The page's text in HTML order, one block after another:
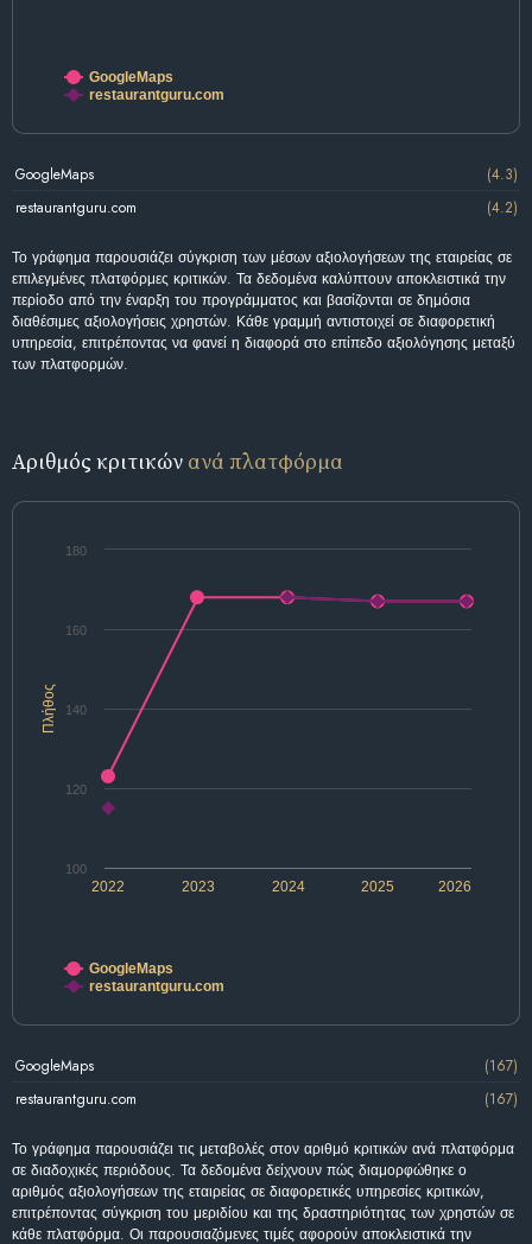
GoogleMaps
restaurantguru.com
GoogleMaps
(4.3)
restaurantguru.com
(4.2)
Το γράφημα παρουσιάζει σύγκριση των μέσων αξιολογήσεων της εταιρείας σε
επιλεγμένες πλατφόρμες κριτικών. Τα δεδομένα καλύπτουν αποκλειστικά την
περίοδο από την έναρξη του προγράμματος και βασίζονται σε δημόσια
διαθέσιμες αξιολογήσεις χρηστών. Κάθε γραμμή αντιστοιχεί σε διαφορετική
υπηρεσία, επιτρέποντας να φανεί η διαφορά στο επίπεδο αξιολόγησης μεταξύ
των πλατφορμών.
Αριθμός κριτικών ανά πλατφόρμα
Πλήθος
2022 2024 2026
2023 2025
120
140
160
180
100
GoogleMaps
restaurantguru.com
GoogleMaps
(167)
restaurantguru.com
(167)
Το γράφημα παρουσιάζει τις μεταβολές στον αριθμό κριτικών ανά πλατφόρμα
σε διαδοχικές περιόδους. Τα δεδομένα δείχνουν πώς διαμορφώθηκε ο
αριθμός αξιολογήσεων της εταιρείας σε διαφορετικές υπηρεσίες κριτικών,
επιτρέποντας σύγκριση του μεριδίου και της δραστηριότητας των χρηστών σε
κάθε πλατφόρμα. Οι παρουσιαζόμενες τιμές αφορούν αποκλειστικά την